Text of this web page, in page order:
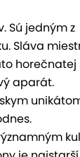
Sú jedným z
Sláva
horečnatej
aparát.